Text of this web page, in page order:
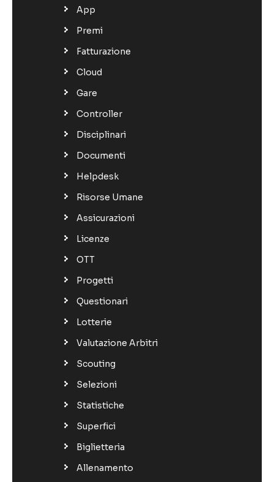
App
Premi
Fatturazione
Cloud
Gare
Controller
Disciplinari
Documenti
Helpdesk
Risorse Umane
Assicurazioni
Licenze
OTT
Progetti
Questionari
Lotterie
Valutazione Arbitri
Scouting
Selezioni
Statistiche
Superfici
Biglietteria
Allenamento